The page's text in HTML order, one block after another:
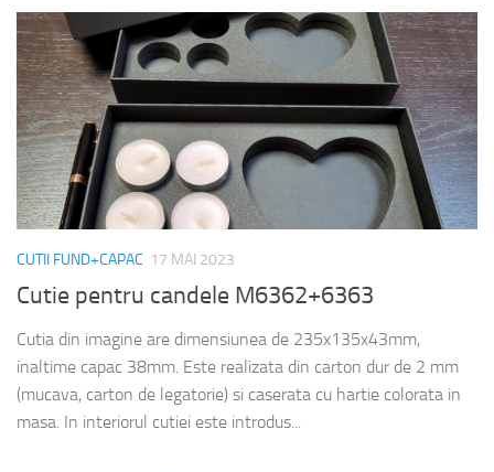
CUTII FUND+CAPAC 17 MAI 2023
Cutie pentru candele M6362+6363
Cutia din imagine are dimensiunea de 235x135x43mm,
inaltime capac 38mm. Este realizata din carton dur de 2 mm
(mucava, carton de legatorie) si caserata cu hartie colorata in
masa. In interiorul cutiei este introdus...